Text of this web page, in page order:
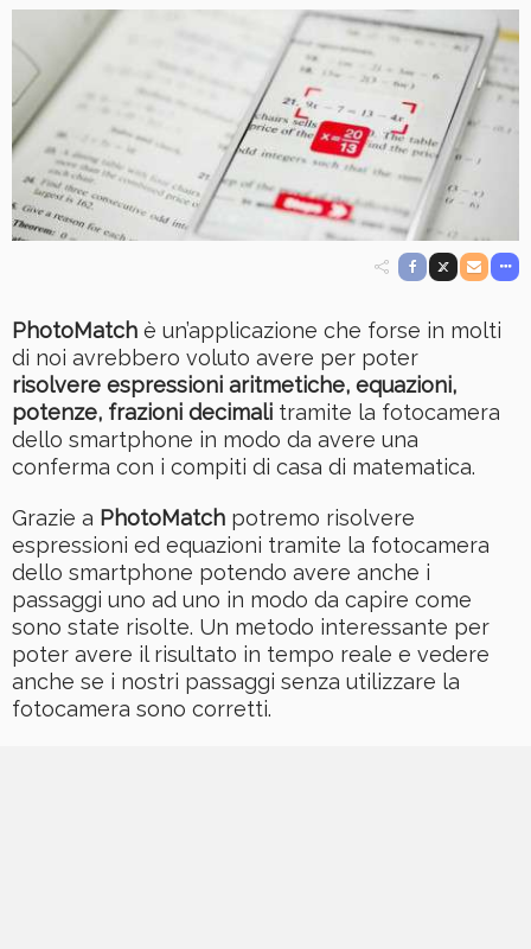
PhotoMatch è un’applicazione che forse in molti
di noi avrebbero voluto avere per poter
risolvere espressioni aritmetiche, equazioni,
potenze, frazioni decimali tramite la fotocamera
dello smartphone in modo da avere una
conferma con i compiti di casa di matematica.
Grazie a PhotoMatch potremo risolvere
espressioni ed equazioni tramite la fotocamera
dello smartphone potendo avere anche i
passaggi uno ad uno in modo da capire come
sono state risolte. Un metodo interessante per
poter avere il risultato in tempo reale e vedere
anche se i nostri passaggi senza utilizzare la
fotocamera sono corretti.